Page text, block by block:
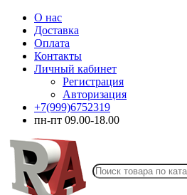
О нас
Доставка
Оплата
Контакты
Личный кабинет
Регистрация
Авторизация
+7(999)6752319
пн-пт 09.00-18.00